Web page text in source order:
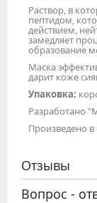
Раствор, в
пептидом,
действием,
замедляет
образование
Маска
дарит коже
Упаковка:
Разработано
Произведено в
Отзывы
Вопрос -